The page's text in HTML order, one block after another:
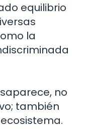
equilibrio
la
no
también